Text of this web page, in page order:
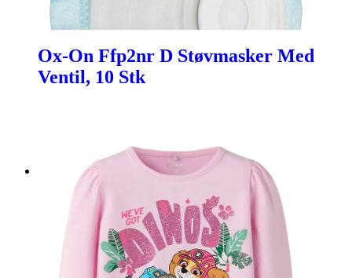
Ox-On Ffp2nr D Støvmasker Med
Ventil, 10 Stk